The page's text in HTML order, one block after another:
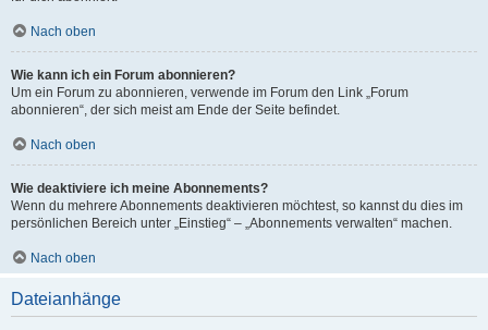
Nach oben
Wie kann ich ein Forum abonnieren?
Um ein Forum zu abonnieren, verwende im Forum den Link „Forum
abonnieren“, der sich meist am Ende der Seite befindet.
Nach oben
Wie deaktiviere ich meine Abonnements?
Wenn du mehrere Abonnements deaktivieren möchtest, so kannst du dies im
persönlichen Bereich unter „Einstieg“ – „Abonnements verwalten“ machen.
Nach oben
Dateianhänge